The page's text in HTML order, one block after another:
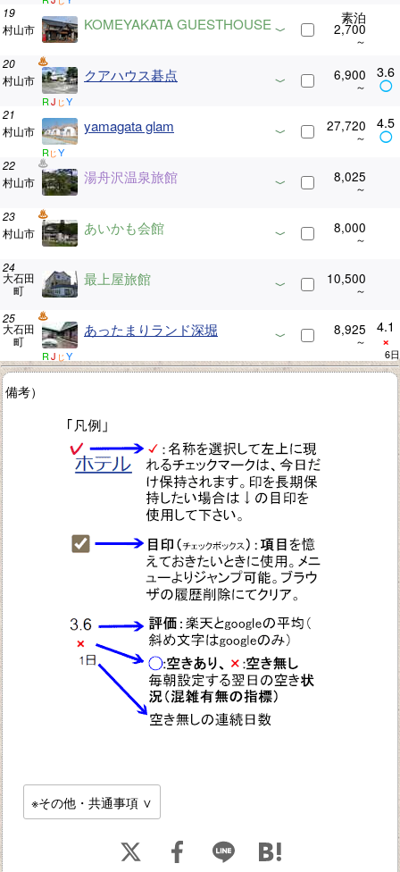
村山市 KOMEYAKATA GUESTHOUSE 素泊
2,700
村山市 クアハウス碁点
RJ じ Y
6,900 3.6
◯
村山市 yamagata glam
R じ Y
27,720 4.5
◯
村山市 湯舟沢温泉旅館 8,025
村山市 あいかも会館 8,000
大石田
町
最上屋旅館 10,500
大石田
町
あったまりランド深堀
RJ じ Y
8,925 4.1
×
備考）
※その他・共通事項